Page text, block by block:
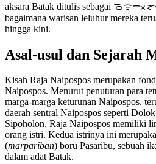
aksara Batak ditulis sebagai
bagaimana warisan leluhur mereka
hingga kini.
Asal-usul dan Sejarah
Kisah Raja Naipospos merupakan
Naipospos. Menurut penuturan para
marga-marga keturunan Naipospos,
daerah sentral Naipospos seperti
Sipoholon, Raja Naipospos memiliki
orang istri. Kedua istrinya ini
(marpariban) boru Pasaribu, sebuah
dalam adat Batak.